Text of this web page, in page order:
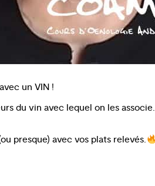
un VIN !
du vin avec lequel on les associe.
presque) avec vos plats relevés.